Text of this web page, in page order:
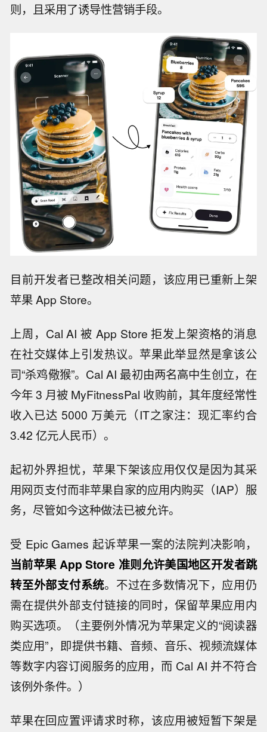
则，且采用了诱导性营销手段。
目前开发者已整改相关问题，该应用已重新上架
苹果 App Store。
上周，Cal AI 被 App Store 拒发上架资格的消息
在社交媒体上引发热议。苹果此举显然是拿该公
司“杀鸡儆猴”。Cal AI 最初由两名高中生创立，在
今年 3 月被 MyFitnessPal 收购前，其年度经常性
收入已达 5000 万美元（IT之家注：现汇率约合
3.42 亿元人民币）。
起初外界担忧，苹果下架该应用仅仅是因为其采
用网页支付而非苹果自家的应用内购买（IAP）服
务，尽管如今这种做法已被允许。
受 Epic Games 起诉苹果一案的法院判决影响，
当前苹果 App Store 准则允许美国地区开发者跳
转至外部支付系统。不过在多数情况下，应用仍
需在提供外部支付链接的同时，保留苹果应用内
购买选项。（主要例外情况为苹果定义的“阅读器
类应用”，即提供书籍、音频、音乐、视频流媒体
等数字内容订阅服务的应用，而 Cal AI 并不符合
该例外条件。）
苹果在回应置评请求时称，该应用被短暂下架是